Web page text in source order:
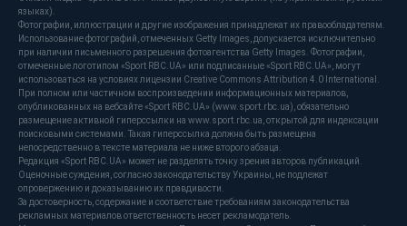
языках).
Фотографии, иллюстрации и другие изображения принадлежат их правообладателям.
Использование фотографий, отмеченных Getty Images, допускается исключительно
при наличии письменного разрешения фотоагентства Getty Images. Фотографии,
отмеченные логотипом «Sport RBC.UA» или подписанные «Sport RBC.UA», могут
использоваться на условиях лицензии Creative Commons Attribution 4.0 International.
При полном или частичном воспроизведении информационных материалов,
опубликованных на вебсайте «Sport RBC.UA» (www.sport.rbc.ua), обязательно
размещение активной гиперссылки на www.sport.rbc.ua, открытой для индексации
поисковыми системами. Такая гиперссылка должна быть размещена
непосредственно в тексте материала не ниже второго абзаца.
Редакция «Sport RBC.UA» может не разделять точку зрения авторов публикаций.
Оценочные суждения, согласно законодательству Украины, не подлежат
опровержению и доказыванию их правдивости.
За достоверность, содержание и соответствие требованиям законодательства
рекламных материалов ответственность несет рекламодатель.